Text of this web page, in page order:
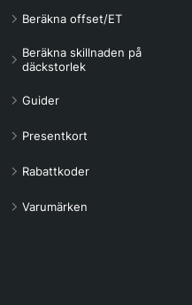
Beräkna offset/ET
Beräkna skillnaden på
däckstorlek
Guider
Presentkort
Rabattkoder
Varumärken